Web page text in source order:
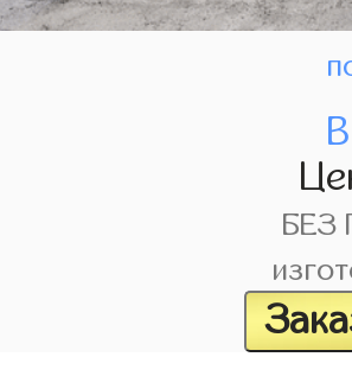
БЕЗ